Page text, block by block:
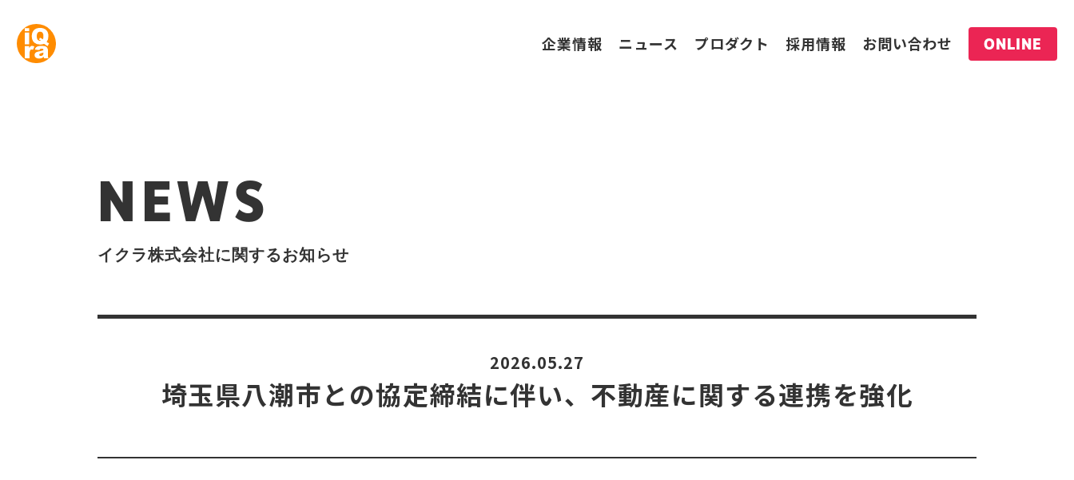
企業情報 ニュース プロダクト 採用情報 お問い合わせ ONLINE
NEWS
イクラ株式会社に関するお知らせ
2026.05.27
埼玉県八潮市との協定締結に伴い、不動産に関する連携を強化